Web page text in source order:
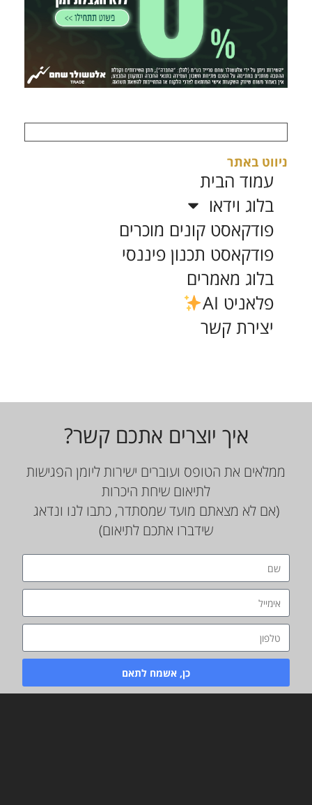
ניווט באתר
עמוד הבית
בלוג וידאו
פודקאסט קונים מוכרים
פודקאסט תכנון פיננסי
בלוג מאמרים
פלאניט AI
יצירת קשר
איך יוצרים אתכם קשר?
ממלאים את הטופס ועוברים ישירות ליומן הפגישות
לתיאום שיחת היכרות
(אם לא מצאתם מועד שמסתדר, כתבו לנו ונדאג
שידברו אתכם לתיאום)
כן, אשמח לתאם